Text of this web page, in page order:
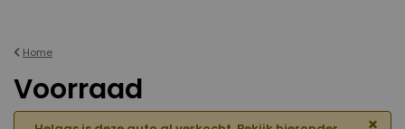
Home
Voorraad